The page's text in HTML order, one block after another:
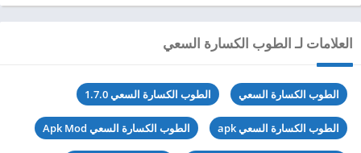
العلامات لـ الطوب الكسارة السعي
الطوب الكسارة السعي الطوب الكسارة السعي 1.7.0
الطوب الكسارة السعي apk الطوب الكسارة السعي Apk Mod